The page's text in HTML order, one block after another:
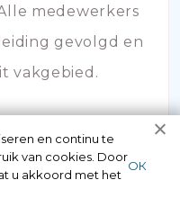
medewerkers
gevolgd en
vakgebied.
en continu te
van cookies. Door
u akkoord met het
ОК